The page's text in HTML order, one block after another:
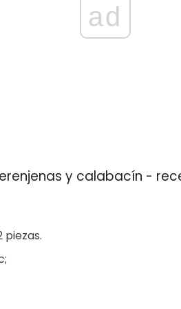
ad
y calabacín -